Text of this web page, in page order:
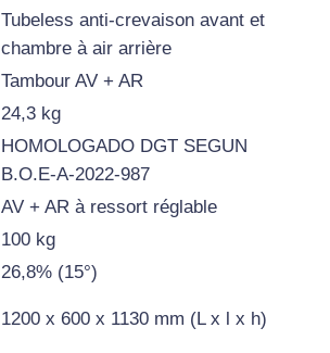
Tubeless anti-crevaison avant et
chambre à air arrière
Tambour AV + AR
24,3 kg
HOMOLOGADO DGT SEGUN
B.O.E-A-2022-987
AV + AR à ressort réglable
100 kg
26,8% (15°)
1200 x 600 x 1130 mm (L x l x h)